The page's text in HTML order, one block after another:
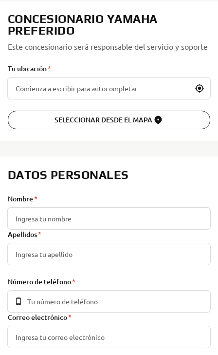
CONCESIONARIO YAMAHA
PREFERIDO
Este concesionario será responsable del servicio y soporte
Tu ubicación
SELECCIONAR DESDE EL MAPA
DATOS PERSONALES
Nombre
Apellidos
Número de teléfono
Correo electrónico